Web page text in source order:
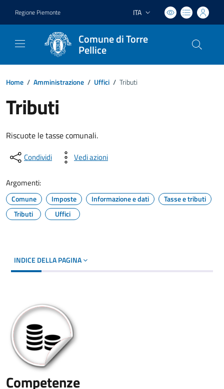
Regione Piemonte Lingua attiva:
ITA
Comune di Torre
Pellice
Home / Amministrazione / Uffici / Tributi
Tributi
Riscuote le tasse comunali.
Condividi Vedi azioni
Argomenti:
Comune Imposte Informazione e dati
Tasse e tributi
Tributi
Uffici
INDICE DELLA PAGINA
Competenze